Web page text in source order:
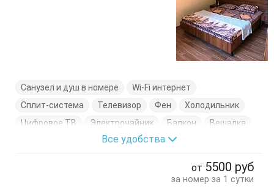
Санузел и душ в номере
Wi-Fi интернет
Сплит-система
Телевизор Фен
Холодильник
Цифровое ТВ
Электрочайник Балкон
Вешалка
Журнальный столик
Кровать двуспальная
Все удобства
от 5500 руб
за номер за 1 сутки